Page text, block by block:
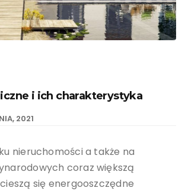
i ich charakterystyka
2021
nieruchomości a także na
coraz większą
się energooszczędne